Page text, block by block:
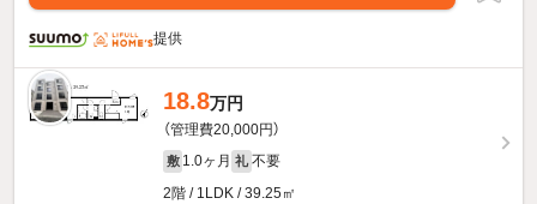
提供
18.8万円
（管理費20,000円）
敷 1.0ヶ月 礼 不要
2階 / 1LDK / 39.25㎡